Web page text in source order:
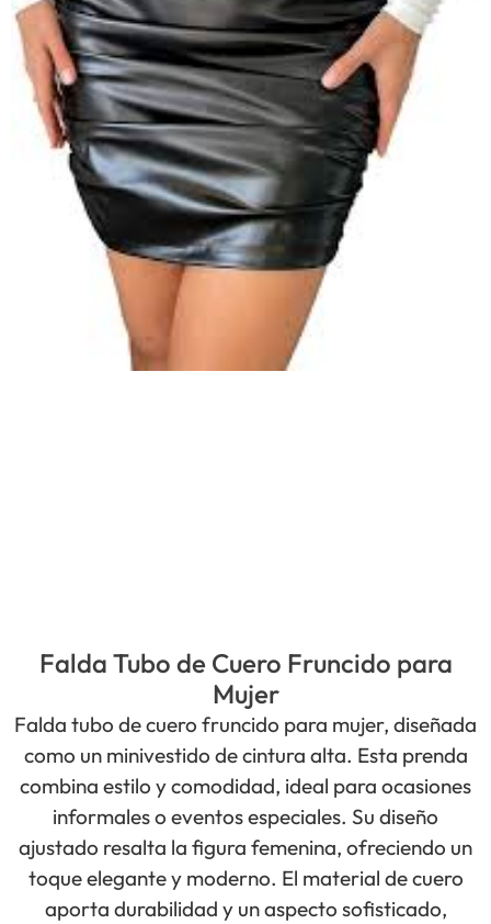
Falda Tubo de Cuero Fruncido para
Mujer
Falda tubo de cuero fruncido para mujer, diseñada
como un minivestido de cintura alta. Esta prenda
combina estilo y comodidad, ideal para ocasiones
informales o eventos especiales. Su diseño
ajustado resalta la figura femenina, ofreciendo un
toque elegante y moderno. El material de cuero
aporta durabilidad y un aspecto sofisticado,